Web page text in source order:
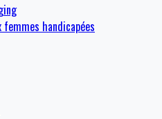
handicapées